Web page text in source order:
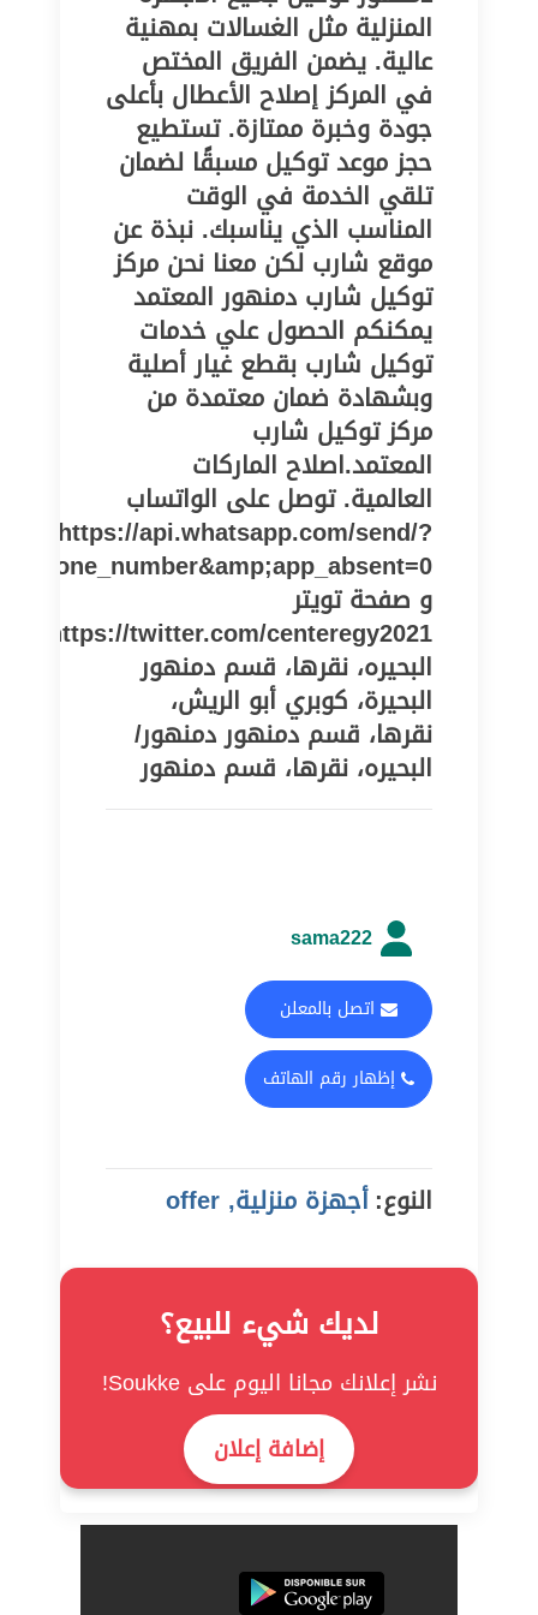
المنزلية مثل الغسالات بمهنية
عالية. يضمن الفريق المختص
في المركز إصلاح الأعطال بأعلى
جودة وخبرة ممتازة. تستطيع
حجز موعد توكيل مسبقًا لضمان
تلقي الخدمة في الوقت
المناسب الذي يناسبك. نبذة عن
موقع شارب لكن معنا نحن مركز
توكيل شارب دمنهور المعتمد
يمكنكم الحصول علي خدمات
توكيل شارب بقطع غيار أصلية
وبشهادة ضمان معتمدة من
مركز توكيل شارب
المعتمد.اصلاح الماركات
العالمية. توصل على الواتساب
https://api.whatsapp.com/send/?
و صفحة تويتر
https://twitter.com/centeregy2021
البحيره، نقرها، قسم دمنهور
البحيرة، كوبري أبو الريش،
نقرها، قسم دمنهور دمنهور/
البحيره، نقرها، قسم دمنهور
sama222
اتصل بالمعلن
إظهار رقم الهاتف
النوع:أجهزة منزلية, offer
لديك شيء للبيع؟
نشر إعلانك مجانا اليوم على Soukke!
إضافة إعلان